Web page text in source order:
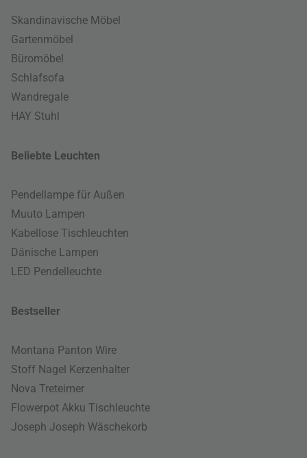
Skandinavische Möbel
Gartenmöbel
Büromöbel
Schlafsofa
Wandregale
HAY Stuhl
Beliebte Leuchten
Pendellampe für Außen
Muuto Lampen
Kabellose Tischleuchten
Dänische Lampen
LED Pendelleuchte
Bestseller
Montana Panton Wire
Stoff Nagel Kerzenhalter
Nova Treteimer
Flowerpot Akku Tischleuchte
Joseph Joseph Wäschekorb